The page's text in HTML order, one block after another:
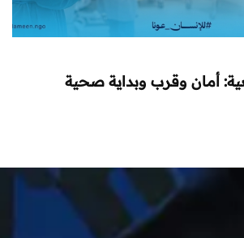
أمان وقرب وبداية صحية